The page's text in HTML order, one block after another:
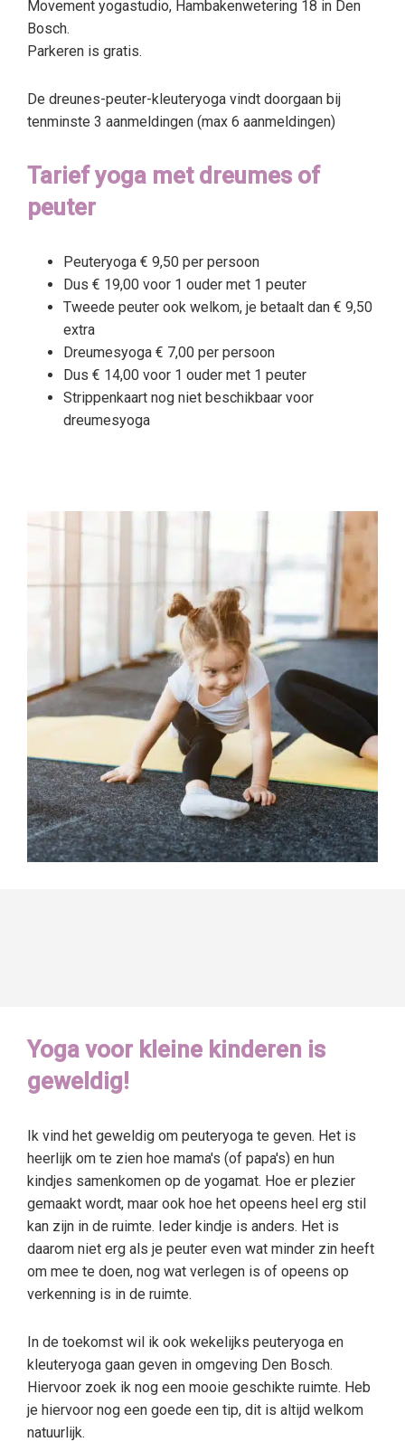
Movement yogastudio, Hambakenwetering 18 in Den
Bosch.
Parkeren is gratis.
De dreunes-peuter-kleuteryoga vindt doorgaan bij
tenminste 3 aanmeldingen (max 6 aanmeldingen)
Tarief yoga met dreumes of
peuter
Peuteryoga € 9,50 per persoon
Dus € 19,00 voor 1 ouder met 1 peuter
Tweede peuter ook welkom, je betaalt dan € 9,50
extra
Dreumesyoga € 7,00 per persoon
Dus € 14,00 voor 1 ouder met 1 peuter
Strippenkaart nog niet beschikbaar voor
dreumesyoga
Yoga voor kleine kinderen is
geweldig!
Ik vind het geweldig om peuteryoga te geven. Het is
heerlijk om te zien hoe mama's (of papa's) en hun
kindjes samenkomen op de yogamat. Hoe er plezier
gemaakt wordt, maar ook hoe het opeens heel erg stil
kan zijn in de ruimte. Ieder kindje is anders. Het is
daarom niet erg als je peuter even wat minder zin heeft
om mee te doen, nog wat verlegen is of opeens op
verkenning is in de ruimte.
In de toekomst wil ik ook wekelijks peuteryoga en
kleuteryoga gaan geven in omgeving Den Bosch.
Hiervoor zoek ik nog een mooie geschikte ruimte. Heb
je hiervoor nog een goede een tip, dit is altijd welkom
natuurlijk.